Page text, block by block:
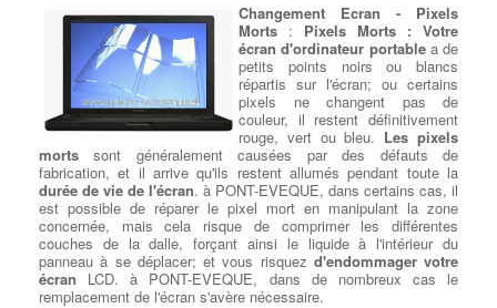
créer et de se connecter comme jamais auparavant. à PONT-
EVEQUE : Pour la première fois dans la série U, le processeur
Intel® Core ™ i7 8565U intègre la nouvelle fonctionnalité Intel®
Thermal Velocity Boost (Intel® TVB) 3, qui offre des
performances supplémentaires. Outre l'augmentation des
fréquences turbo multicœurs et de l’hyper-threading, il affiche le
score Sysmark * 2014SE le plus élevé de toutes les séries
U.Source :Sources INTEL
Changement Ecran - Pixels
Morts : Pixels Morts : Votre
écran d'ordinateur portablea de
petits points noirs ou blancs
répartis sur l'écran; ou certains
pixels ne changent pas de
couleur, il restent définitivement
rouge, vert ou bleu. Les pixels
morts sont généralement causées par des défauts de
fabrication, et il arrive qu'ils restent allumés pendant toute la
durée de vie de l'écran. à PONT-EVEQUE, dans certains cas, il
est possible de réparer le pixel mort en manipulant la zone
concernée, mais cela risque de comprimer les différentes
couches de la dalle, forçant ainsi le liquide à l'intérieur du
panneau à se déplacer; et vous risquez d'endommager votre
écran LCD. à PONT-EVEQUE, dans de nombreux cas le
remplacement de l'écran s'avère nécessaire.